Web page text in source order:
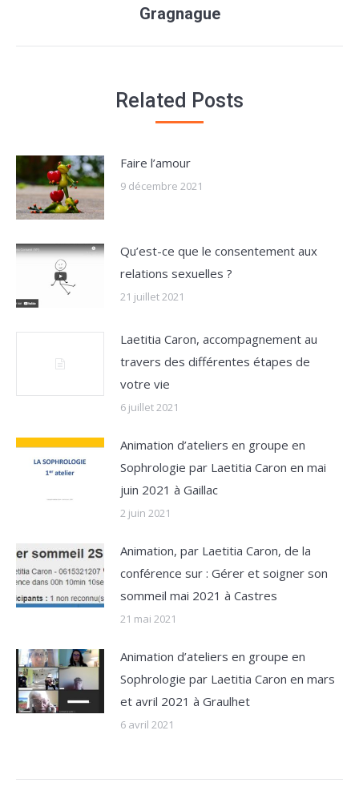
suivant
Gragnague
Related Posts
Faire l’amour
9 décembre 2021
Qu’est-ce que le consentement aux
relations sexuelles ?
21 juillet 2021
Laetitia Caron, accompagnement au
travers des différentes étapes de
votre vie
6 juillet 2021
Animation d’ateliers en groupe en
Sophrologie par Laetitia Caron en mai
juin 2021 à Gaillac
2 juin 2021
Animation, par Laetitia Caron, de la
conférence sur : Gérer et soigner son
sommeil mai 2021 à Castres
21 mai 2021
Animation d’ateliers en groupe en
Sophrologie par Laetitia Caron en mars
et avril 2021 à Graulhet
6 avril 2021